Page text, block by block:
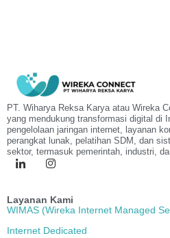
PT. Wiharya Reksa Karya atau Wireka
yang mendukung transformasi digital di
pengelolaan jaringan internet, layanan
perangkat lunak, pelatihan SDM, dan
sektor, termasuk pemerintah, industri,
Layanan Kami
WIMAS (Wireka Internet Managed
Internet Dedicated